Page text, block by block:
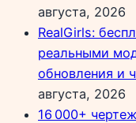
августа, 2026
RealGirls:
реальными
обновления и
августа, 2026
16 000+